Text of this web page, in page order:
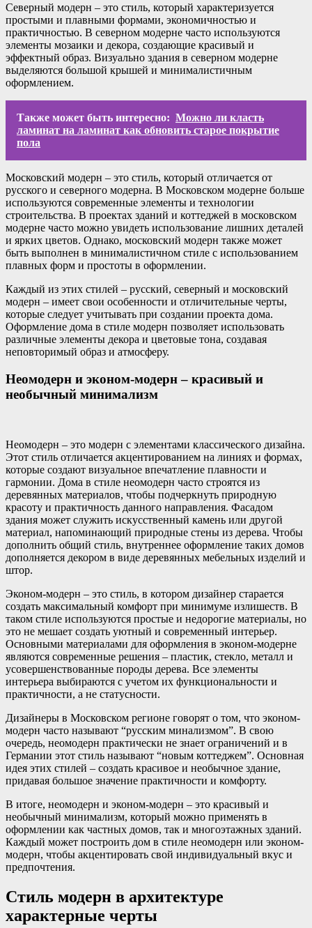
Северный модерн – это стиль, который характеризуется
простыми и плавными формами, экономичностью и
практичностью. В северном модерне часто используются
элементы мозаики и декора, создающие красивый и
эффектный образ. Визуально здания в северном модерне
выделяются большой крышей и минималистичным
оформлением.
Также может быть интересно: Можно ли класть
ламинат на ламинат как обновить старое покрытие
пола
Московский модерн – это стиль, который отличается от
русского и северного модерна. В Московском модерне больше
используются современные элементы и технологии
строительства. В проектах зданий и коттеджей в московском
модерне часто можно увидеть использование лишних деталей
и ярких цветов. Однако, московский модерн также может
быть выполнен в минималистичном стиле с использованием
плавных форм и простоты в оформлении.
Каждый из этих стилей – русский, северный и московский
модерн – имеет свои особенности и отличительные черты,
которые следует учитывать при создании проекта дома.
Оформление дома в стиле модерн позволяет использовать
различные элементы декора и цветовые тона, создавая
неповторимый образ и атмосферу.
Неомодерн и эконом-модерн – красивый и
необычный минимализм
Неомодерн – это модерн с элементами классического дизайна.
Этот стиль отличается акцентированием на линиях и формах,
которые создают визуальное впечатление плавности и
гармонии. Дома в стиле неомодерн часто строятся из
деревянных материалов, чтобы подчеркнуть природную
красоту и практичность данного направления. Фасадом
здания может служить искусственный камень или другой
материал, напоминающий природные стены из дерева. Чтобы
дополнить общий стиль, внутреннее оформление таких домов
дополняется декором в виде деревянных мебельных изделий и
штор.
Эконом-модерн – это стиль, в котором дизайнер старается
создать максимальный комфорт при минимуме излишеств. В
таком стиле используются простые и недорогие материалы, но
это не мешает создать уютный и современный интерьер.
Основными материалами для оформления в эконом-модерне
являются современные решения – пластик, стекло, металл и
усовершенствованные породы дерева. Все элементы
интерьера выбираются с учетом их функциональности и
практичности, а не статусности.
Дизайнеры в Московском регионе говорят о том, что эконом-
модерн часто называют “русским минализмом”. В свою
очередь, неомодерн практически не знает ограничений и в
Германии этот стиль называют “новым коттеджем”. Основная
идея этих стилей – создать красивое и необычное здание,
придавая большое значение практичности и комфорту.
В итоге, неомодерн и эконом-модерн – это красивый и
необычный минимализм, который можно применять в
оформлении как частных домов, так и многоэтажных зданий.
Каждый может построить дом в стиле неомодерн или эконом-
модерн, чтобы акцентировать свой индивидуальный вкус и
предпочтения.
Стиль модерн в архитектуре
характерные черты